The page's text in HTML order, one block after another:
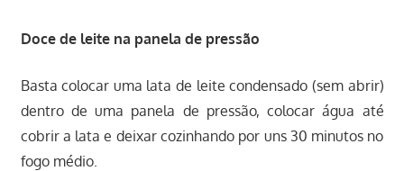
Doce de leite na panela de pressão
Basta colocar uma lata de leite condensado (sem abrir)
dentro de uma panela de pressão, colocar água até
cobrir a lata e deixar cozinhando por uns 30 minutos no
fogo médio.